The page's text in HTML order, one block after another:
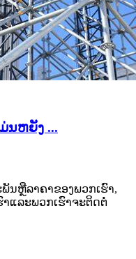
ນຫຍັງ ...
ນຫຼືລາຄາຂອງພວກເຮົາ,
ແລະພວກເຮົາຈະຕິດຕໍ່